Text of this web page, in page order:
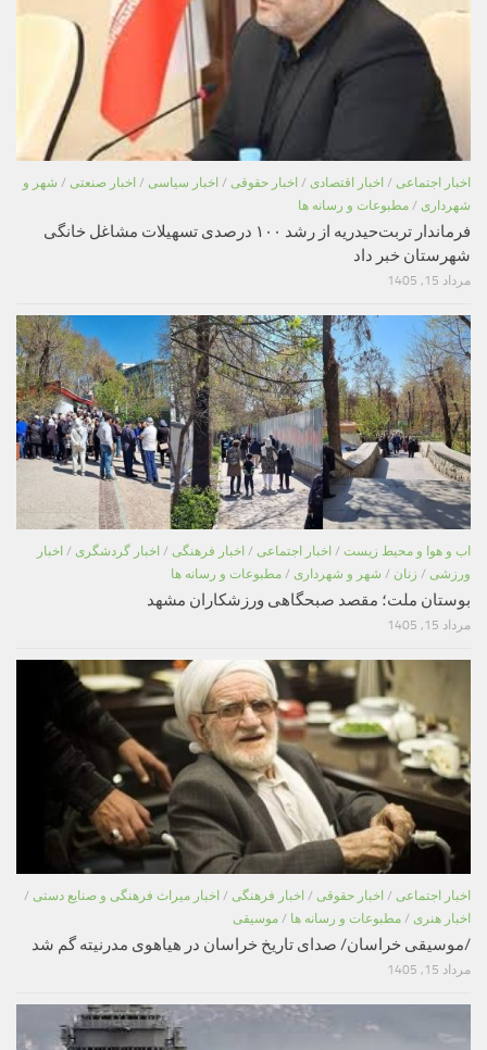
اخبار اجتماعی / اخبار اقتصادی / اخبار حقوقی / اخبار سیاسی / اخبار صنعتی / شهر و
شهرداری / مطبوعات و رسانه ها
فرماندار تربت‌حیدریه از رشد ۱۰۰ درصدی تسهیلات مشاغل خانگی
شهرستان خبر داد
مرداد 15, 1405
اب و هوا و محیط زیست / اخبار اجتماعی / اخبار فرهنگی / اخبار گردشگری / اخبار
ورزشی / زنان / شهر و شهرداری / مطبوعات و رسانه ها
بوستان ملت؛ مقصد صبحگاهی ورزشکاران مشهد
مرداد 15, 1405
اخبار اجتماعی / اخبار حقوقی / اخبار فرهنگی / اخبار میراث فرهنگی و صنایع دستی /
اخبار هنری / مطبوعات و رسانه ها / موسیقی
/موسیقی خراسان/ صدای تاریخ خراسان در هیاهوی مدرنیته گم شد
مرداد 15, 1405